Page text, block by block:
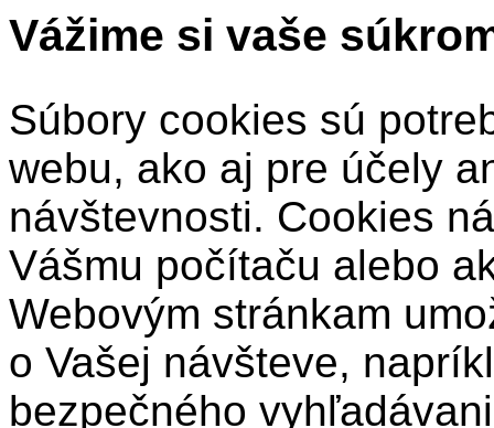
Vážime si vaše
Súbory cookies sú
webu, ako aj pre účely
návštevnosti. Cookies
Vášmu počítaču alebo
Webovým stránkam
o Vašej návšteve,
bezpečného